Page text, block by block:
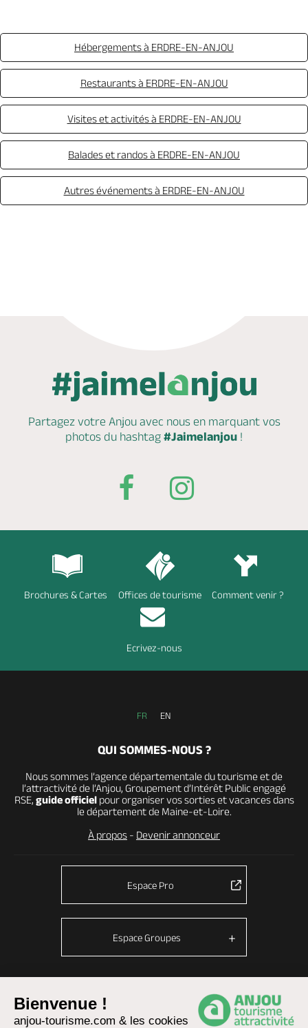
Bienvenue !
anjou-tourisme.com & les cookies
Hébergements à ERDRE-EN-ANJOU
Restaurants à ERDRE-EN-ANJOU
Visites et activités à ERDRE-EN-ANJOU
Balades et randos à ERDRE-EN-ANJOU
Autres événements à ERDRE-EN-ANJOU
Partagez votre Anjou avec nous en marquantvos
photos du hashtag #Jaimelanjou !
Brochures & Cartes Offices de tourisme Comment venir ?
Ecrivez-nous
FR EN
QUI SOMMES-NOUS ?
Nous sommes l’agence départementale du tourisme et de
l’attractivité de l’Anjou, Groupement d’Intérêt Public engagé
RSE, guide officielpour organiser vos sorties et vacances dans
le département de Maine-et-Loire.
À propos - Devenir annonceur
Espace Pro
Espace Groupes
© Anjou tourisme 2026 - Fonctionnement du site
Mentions légales-Données personnelles-Cookies